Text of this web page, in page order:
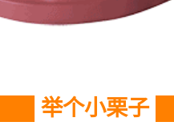
███ 举个小栗子